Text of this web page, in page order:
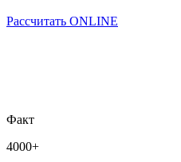
Рассчитать ONLINE
Факт
4000+